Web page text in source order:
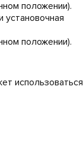
положении).
положении).
использоваться